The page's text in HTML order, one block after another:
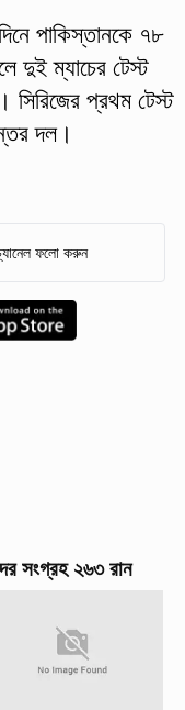
পাকিস্তানকে ৭৮
দুই ম্যাচের টেস্ট
সিরিজের প্রথম টেস্ট
দল।
ফলো করুন
সংগ্রহ ২৬৩ রান